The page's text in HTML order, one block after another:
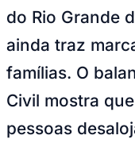
Copa do Brasil
Libertadores
Sul-Americana
Copa América
Champions League
Premier League
La Liga
Bundesliga
Mundial 2026
do Rio Grande
ainda traz
famílias. O
Civil mostra
pessoas